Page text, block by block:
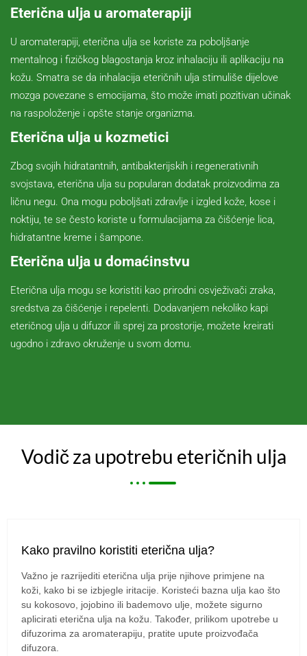
Eterična ulja u aromaterapiji
U aromaterapiji, eterična ulja se koriste za poboljšanje
mentalnog i fizičkog blagostanja kroz inhalaciju ili aplikaciju na
kožu. Smatra se da inhalacija eteričnih ulja stimuliše dijelove
mozga povezane s emocijama, što može imati pozitivan učinak
na raspoloženje i opšte stanje organizma.
Eterična ulja u kozmetici
Zbog svojih hidratantnih, antibakterijskih i regenerativnih
svojstava, eterična ulja su popularan dodatak proizvodima za
ličnu negu. Ona mogu poboljšati zdravlje i izgled kože, kose i
noktiju, te se često koriste u formulacijama za čišćenje lica,
hidratantne kreme i šampone.
Eterična ulja u domaćinstvu
Eterična ulja mogu se koristiti kao prirodni osvježivači zraka,
sredstva za čišćenje i repelenti. Dodavanjem nekoliko kapi
eteričnog ulja u difuzor ili sprej za prostorije, možete kreirati
ugodno i zdravo okruženje u svom domu.
Vodič za upotrebu eteričnih ulja
Kako pravilno koristiti eterična ulja?
Važno je razrijediti eterična ulja prije njihove primjene na
koži, kako bi se izbjegle iritacije. Koristeći bazna ulja kao što
su kokosovo, jojobino ili bademovo ulje, možete sigurno
aplicirati eterična ulja na kožu. Također, prilikom upotrebe u
difuzorima za aromaterapiju, pratite upute proizvođača
difuzora.